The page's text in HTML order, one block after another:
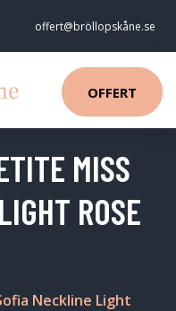
offert@bröllopskåne.se
OFFERT
MISS
ROSE
Neckline Light